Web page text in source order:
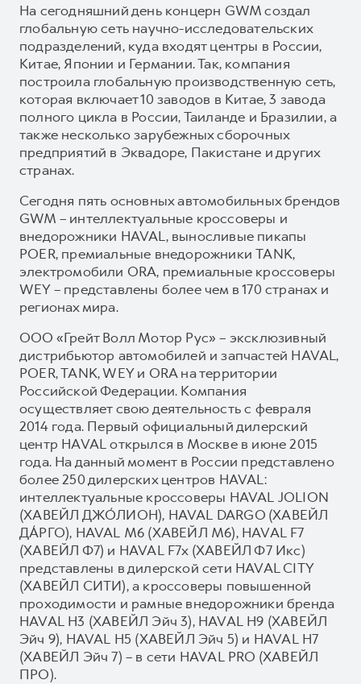
На сегодняшний день концерн GWM создал
глобальную сеть научно-исследовательских
подразделений, куда входят центры в России,
Китае, Японии и Германии. Так, компания
построила глобальную производственную сеть,
которая включает 10 заводов в Китае, 3 завода
полного цикла в России, Таиланде и Бразилии, а
также несколько зарубежных сборочных
предприятий в Эквадоре, Пакистане и других
странах.
Сегодня пять основных автомобильных брендов
GWM – интеллектуальные кроссоверы и
внедорожники HAVAL, выносливые пикапы
POER, премиальные внедорожники TANK,
электромобили ORA, премиальные кроссоверы
WEY – представлены более чем в 170 странах и
регионах мира.
ООО «Грейт Волл Мотор Рус» – эксклюзивный
дистрибьютор автомобилей и запчастей HAVAL,
POER, TANK, WEY и ORA на территории
Российской Федерации. Компания
осуществляет свою деятельность с февраля
2014 года. Первый официальный дилерский
центр HAVAL открылся в Москве в июне 2015
года. На данный момент в России представлено
более 250 дилерских центров HAVAL:
интеллектуальные кроссоверы HAVAL JOLION
(ХАВЕЙЛ ДЖО́ЛИОН), HAVAL DARGO (ХАВЕЙЛ
ДА́РГО), HAVAL М6 (ХАВЕЙЛ M6), HAVAL F7
(ХАВЕЙЛ Ф7) и HAVAL F7x (ХАВЕЙЛ Ф7 Икс)
представлены в дилерской сети HAVAL CITY
(ХАВЕЙЛ СИТИ), а кроссоверы повышенной
проходимости и рамные внедорожники бренда
HAVAL H3 (ХАВЕЙЛ Эйч 3), HAVAL H9 (ХАВЕЙЛ
Эйч 9), HAVAL H5 (ХАВЕЙЛ Эйч 5) и HAVAL H7
(ХАВЕЙЛ Эйч 7) – в сети HAVAL PRO (ХАВЕЙЛ
ПРО).